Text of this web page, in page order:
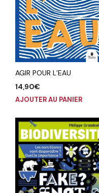
AGIR POUR L’EAU
14,90€
AJOUTER AU PANIER